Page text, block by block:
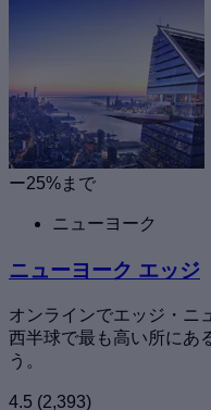
ー25%まで
ニューヨーク
ニューヨーク エッジ
オンラインでエッジ・ニ
西半球で最も高い所にあ
う。
4.5 (2,393)